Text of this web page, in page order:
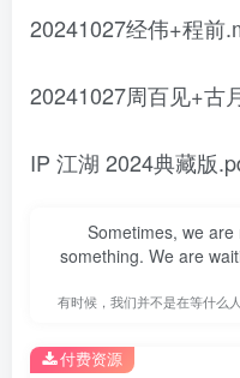
20241027经伟+程前
20241027周百见+古
IP 江湖 2024典藏版
Sometimes, we
something. We are
有时候，我们并不是在等什么
付费资源